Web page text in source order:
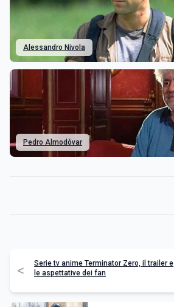
Alessandro Nivola
Pedro Almodóvar
<
Serie tv anime Terminator Zero, il trailer e
le aspettative dei fan